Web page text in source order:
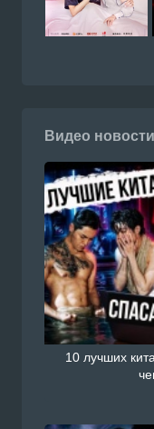
Видео
10 лучших